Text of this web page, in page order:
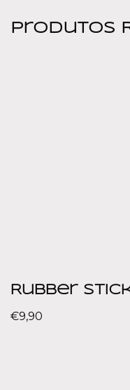
Produtos
Rubber
€9,90